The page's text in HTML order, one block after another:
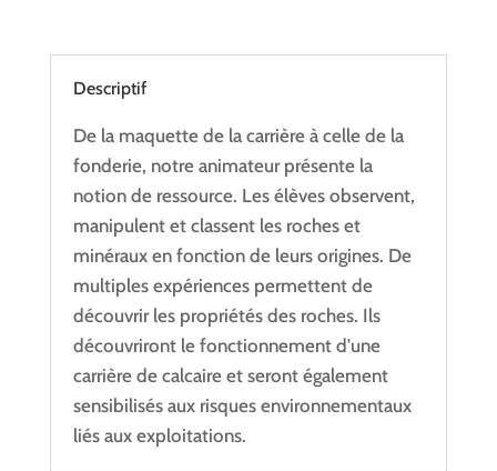
Descriptif
De la maquette de la carrière à celle de la
fonderie, notre animateur présente la
notion de ressource. Les élèves observent,
manipulent et classent les roches et
minéraux en fonction de leurs origines. De
multiples expériences permettent de
découvrir les propriétés des roches. Ils
découvriront le fonctionnement d'une
carrière de calcaire et seront également
sensibilisés aux risques environnementaux
liés aux exploitations.